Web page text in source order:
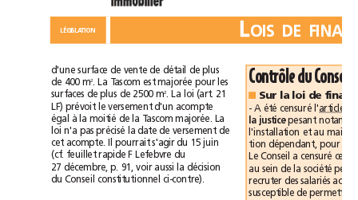
d'une surface de vente de de
plus
de
400m2. La Tascom est majorée pour
les
surfaces
de plus de 2500 m2. La loi (art. 21
LF) prévoit le versement d'un acompte
é à la moitié de la Tascom majorée. La
loi n'a pas précisé la date de versement
de
cet
acompte. pourrait s'agir du
15juin
(cf.
feuillet rapide F Lefebvre
du
27décembre,
p.91, voir aussi la
décision
du
ci-contre).
L
LÉGISLATION
Contrôle du
Sur la loi de
- A été censuré l'article
la
justice
pesant
l'installation
et
au
tion
dépendant, pour
Le
a censuré
au
sein de la société
recruter
des
salariés
susceptible
de